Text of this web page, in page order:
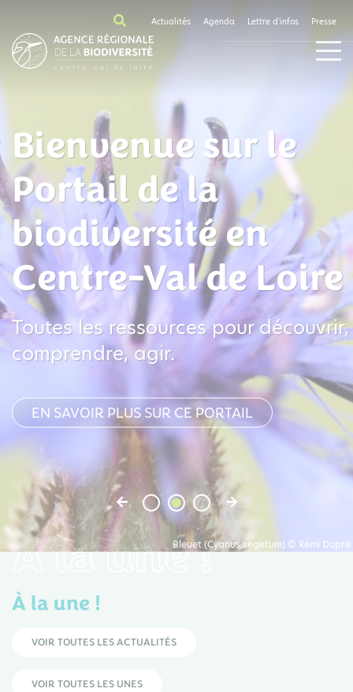
Actualités Agenda Lettre d'infos Presse
Bleuet (Cyanus segetum) © Rémi Dupré
Bienvenue sur le
Portail de la
biodiversité en
Centre-Val de Loire
Toutes les ressources pour découvrir,
comprendre, agir.
EN SAVOIR PLUS SUR CE PORTAIL
À la une !
À la une !
VOIR TOUTES LES ACTUALITÉS
VOIR TOUTES LES UNES